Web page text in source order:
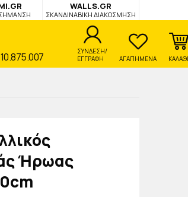
ΣΗΜΑΝΣΗ
WALLS.GR
ΣΚΑΝΔΙΝΑΒΙΚΗ ΔΙΑΚΟΣΜΗΣΗ
ΣΥΝΔΕΣΗ/
ΕΓΓΡΑΦΗ
ΑΓΑΠΗΜΕΝΑ
Ήρωας